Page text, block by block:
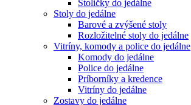
Stoličky do jedálne
Stoly do jedálne
Barové a zvýšené stoly
Rozložitelné stoly do jedálne
Vitríny, komody a police do jedálne
Komody do jedálne
Police do jedálne
Príborníky a kredence
Vitríny do jedálne
Zostavy do jedálne